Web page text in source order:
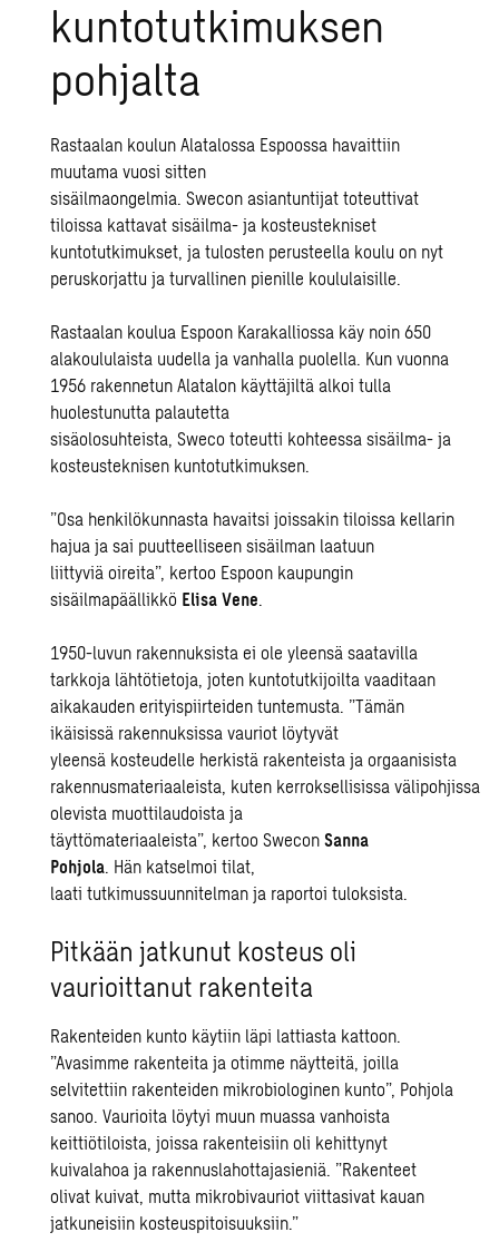
kuntotutkimuksen
pohjalta
Rastaalan koulun Alatalossa Espoossa havaittiin
muutama vuosi sitten
sisäilmaongelmia. Swecon asiantuntijat toteuttivat
tiloissa kattavat sisäilma- ja kosteustekniset
kuntotutkimukset, ja tulosten perusteella koulu on nyt
peruskorjattu ja turvallinen pienille koululaisille.
Rastaalan koulua Espoon Karakalliossa käy noin 650
alakoululaista uudella ja vanhalla puolella. Kun vuonna
1956 rakennetun Alatalon käyttäjiltä alkoi tulla
huolestunutta palautetta
sisäolosuhteista, Sweco toteutti kohteessa sisäilma- ja
kosteusteknisen kuntotutkimuksen.
”Osa henkilökunnasta havaitsi joissakin tiloissa kellarin
hajua ja sai puutteelliseen sisäilman laatuun
liittyviä oireita”, kertoo Espoon kaupungin
sisäilmapäällikkö Elisa Vene.
1950-luvun rakennuksista ei ole yleensä saatavilla
tarkkoja lähtötietoja, joten kuntotutkijoilta vaaditaan
aikakauden erityispiirteiden tuntemusta. ”Tämän
ikäisissä rakennuksissa vauriot löytyvät
yleensä kosteudelle herkistä rakenteista ja orgaanisista
rakennusmateriaaleista, kuten kerroksellisissa välipohjissa
olevista muottilaudoista ja
täyttömateriaaleista”, kertoo SweconSanna
Pohjola. Hän katselmoi tilat,
laati tutkimussuunnitelman ja raportoi tuloksista.
Pitkään jatkunut kosteus oli
vaurioittanut rakenteita
Rakenteiden kunto käytiin läpi lattiasta kattoon.
”Avasimme rakenteita ja otimme näytteitä, joilla
selvitettiin rakenteiden mikrobiologinen kunto”, Pohjola
sanoo. Vaurioita löytyi muun muassa vanhoista
keittiötiloista, joissa rakenteisiin oli kehittynyt
kuivalahoa ja rakennuslahottajasieniä. ”Rakenteet
olivat kuivat, mutta mikrobivauriot viittasivat kauan
jatkuneisiin kosteuspitoisuuksiin.”